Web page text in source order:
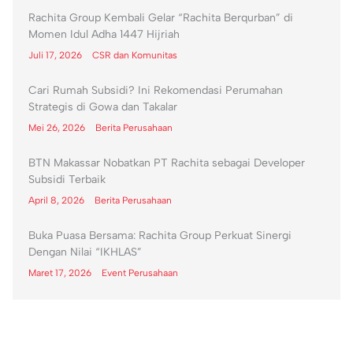
Rachita Group Kembali Gelar “Rachita Berqurban” di
Momen Idul Adha 1447 Hijriah
Juli 17, 2026 CSR dan Komunitas
Cari Rumah Subsidi? Ini Rekomendasi Perumahan
Strategis di Gowa dan Takalar
Mei 26, 2026 Berita Perusahaan
BTN Makassar Nobatkan PT Rachita sebagai Developer
Subsidi Terbaik
April 8, 2026 Berita Perusahaan
Buka Puasa Bersama: Rachita Group Perkuat Sinergi
Dengan Nilai “IKHLAS”
Maret 17, 2026 Event Perusahaan